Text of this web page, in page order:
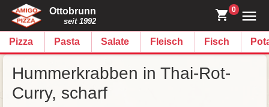
Ottobrunn
seit 1992
0
Pizza Pasta Salate Fleisch Fisch
Hummerkrabben in Thai-Rot-
Curry, scharf